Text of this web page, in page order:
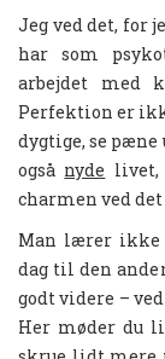
Jeg ved det, for
har som
arbejdet med
Perfektion er
dygtige, se
også nyde livet,
charmen ved
Man lærer ikke
dag til den
godt videre –
Her møder du